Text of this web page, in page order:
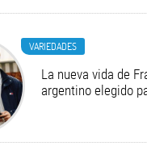
VARIEDADES
La nueva vida de
argentino elegido